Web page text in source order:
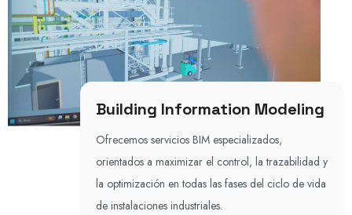
Building Information Modeling
Ofrecemos servicios BIM especializados,
orientados a maximizar el control, la trazabilidad y
la optimización en todas las fases del ciclo de vida
de instalaciones industriales.